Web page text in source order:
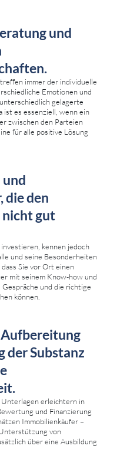
und
immer der individuelle
Emotionen und
gelagerte
ist es essenziell, wenn ein
zwischen den Parteien
für alle positive Lösung
die den
gut
kennen jedoch
und seine Besonderheiten
Sie vor Ort einen
mit seinem Know-how und
und die richtige
können.
der Substanz
erleichtern in
und Finanzierung
Immobilienkäufer –
von
über eine Ausbildung